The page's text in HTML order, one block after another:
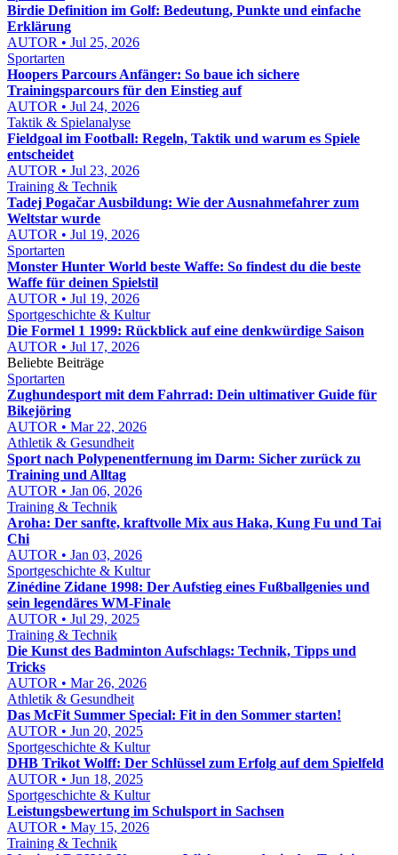
Birdie Definition im Golf: Bedeutung, Punkte und einfache
Erklärung
AUTOR • Jul 25, 2026
Sportarten
Hoopers Parcours Anfänger: So baue ich sichere
Trainingsparcours für den Einstieg auf
AUTOR • Jul 24, 2026
Taktik & Spielanalyse
Fieldgoal im Football: Regeln, Taktik und warum es Spiele
entscheidet
AUTOR • Jul 23, 2026
Training & Technik
Tadej Pogačar Ausbildung: Wie der Ausnahmefahrer zum
Weltstar wurde
AUTOR • Jul 19, 2026
Sportarten
Monster Hunter World beste Waffe: So findest du die beste
Waffe für deinen Spielstil
AUTOR • Jul 19, 2026
Sportgeschichte & Kultur
Die Formel 1 1999: Rückblick auf eine denkwürdige Saison
AUTOR • Jul 17, 2026
Beliebte Beiträge
Sportarten
Zughundesport mit dem Fahrrad: Dein ultimativer Guide für
Bikejöring
AUTOR • Mar 22, 2026
Athletik & Gesundheit
Sport nach Polypenentfernung im Darm: Sicher zurück zu
Training und Alltag
AUTOR • Jan 06, 2026
Training & Technik
Aroha: Der sanfte, kraftvolle Mix aus Haka, Kung Fu und Tai
Chi
AUTOR • Jan 03, 2026
Sportgeschichte & Kultur
Zinédine Zidane 1998: Der Aufstieg eines Fußballgenies und
sein legendäres WM-Finale
AUTOR • Jul 29, 2025
Training & Technik
Die Kunst des Badminton Aufschlags: Technik, Tipps und
Tricks
AUTOR • Mar 26, 2026
Athletik & Gesundheit
Das McFit Summer Special: Fit in den Sommer starten!
AUTOR • Jun 20, 2025
Sportgeschichte & Kultur
DHB Trikot Wolff: Der Schlüssel zum Erfolg auf dem Spielfeld
AUTOR • Jun 18, 2025
Sportgeschichte & Kultur
Leistungsbewertung im Schulsport in Sachsen
AUTOR • May 15, 2026
Training & Technik